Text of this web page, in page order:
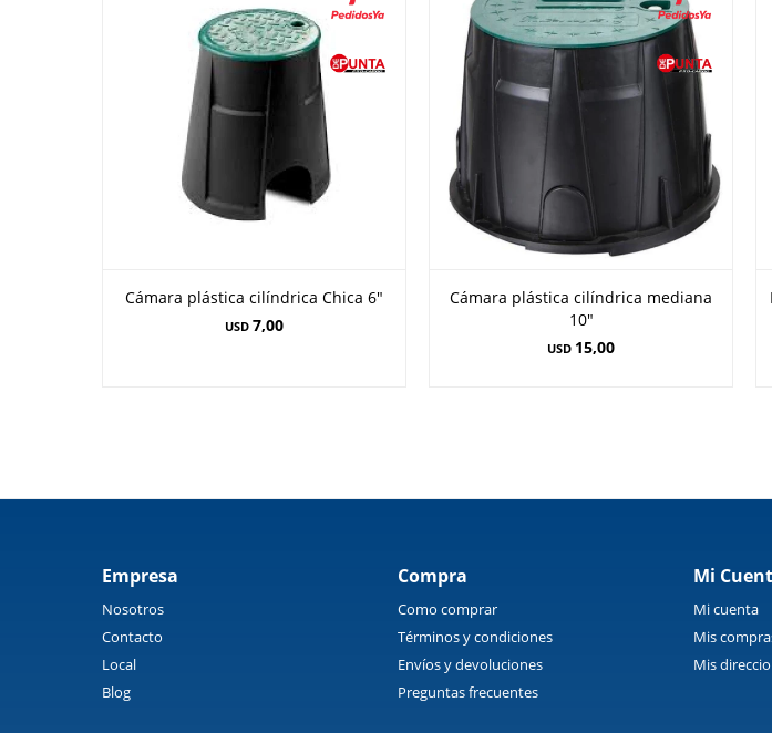
Cámara plástica cilíndrica Chica 6"
USD 7,00
Cámara plástica cilíndrica mediana
10"
USD 15,00
Empresa
Nosotros
Contacto
Local
Blog
Compra
Como comprar
Términos y condiciones
Envíos y devoluciones
Preguntas frecuentes
Mi
Mi cuenta
Mis
Mis